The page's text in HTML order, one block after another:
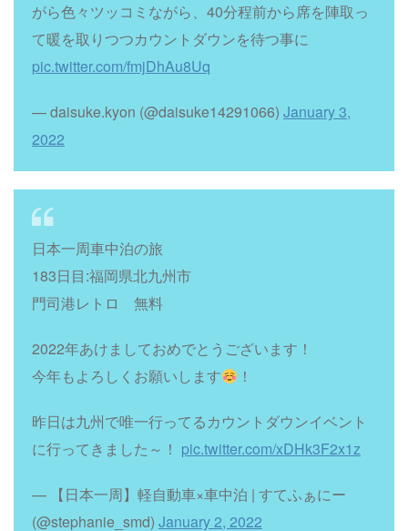
がら色々ツッコミながら、40分程前から席を陣取っ
て暖を取りつつカウントダウンを待つ事に
pic.twitter.com/fmjDhAu8Uq
— daisuke.kyon (@daisuke14291066) January 3,
2022
日本一周車中泊の旅
183日目:福岡県北九州市
門司港レトロ 無料
2022年あけましておめでとうございます！
今年もよろしくお願いします
！
昨日は九州で唯一行ってるカウントダウンイベント
に行ってきました～！ pic.twitter.com/xDHk3F2x1z
— 【日本一周】軽自動車×車中泊 | すてふぁにー
(@stephanie_smd) January 2, 2022